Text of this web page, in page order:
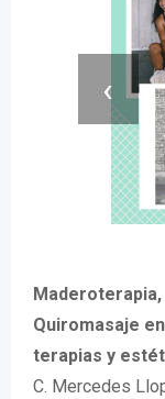
‹
Quiromasaje
terapias y
C. Mercedes